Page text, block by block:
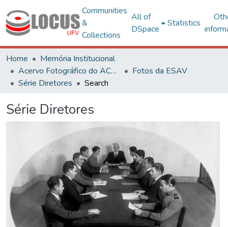
Communities
&
Collections
All of
DSpace
Statistics
Home
Memória Institucional
Acervo Fotográfico do ACH-UFV
Fotos da ESAV
Série Diretores
Search
Série Diretores